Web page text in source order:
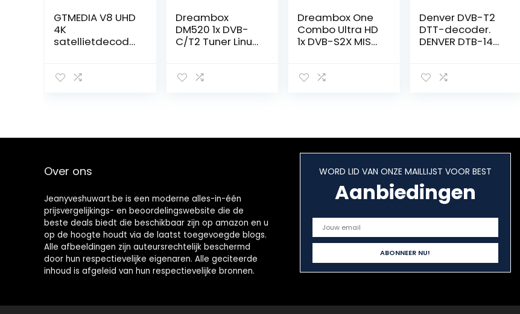
GTMEDIA V8 UHD
4K
satellietdecode
kabel,
Timeshift /
Card/SCART/Wi
Dreambox
DM520 1x DVB-
C/T2 Tuner Linux
Dreambox One
Combo Ultra HD
1x DVB-S2X MIS
E2 Linux Dual WiFi
Denver DVB-T2
DTT-decoder.
DENVER DTB-140.
tuner Full HD
Over ons
Jeanyveshuwart.be is een moderne alles-in-één
prijsvergelijkings- en beoordelingswebsite die de
beste deals biedt die beschikbaar zijn op amazon en u
op de hoogte houdt via de laatst toegevoegde blogs.
Alle afbeeldingen zijn auteursrechtelijk beschermd
door hun respectievelijke eigenaren. Alle geciteerde
inhoud is afgeleid van hun respectievelijke bronnen.
WORD LID VAN ONZE MAILLIJST VOOR BEST
Aanbiedingen